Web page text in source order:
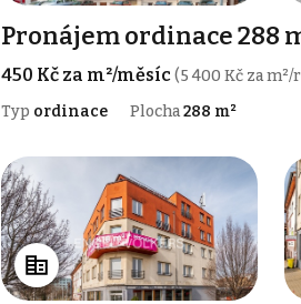
Pronájem ordinace 288
450 Kč za m²/měsíc(5 400 Kč za m²/
Typ ordinace Plocha288 m²